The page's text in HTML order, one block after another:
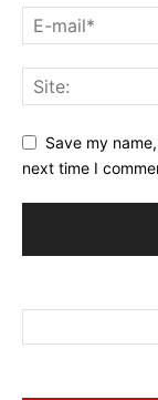
Save my
next time I